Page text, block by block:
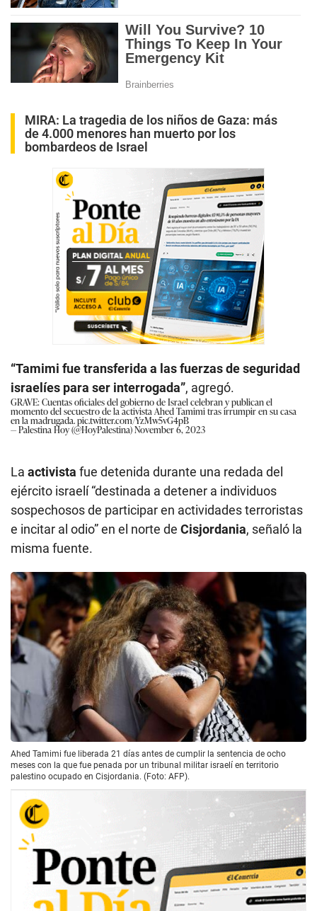
MIRA: La tragedia de los niños de Gaza: más
de 4.000 menores han muerto por los
bombardeos de Israel
“Tamimi fue transferida a las fuerzas de seguridad
israelíes para ser interrogada”, agregó.
GRAVE: Cuentas oficiales del gobierno de Israel celebran y publican el
momento del secuestro de la activista Ahed Tamimi tras irrumpir en su casa
en la madrugada.pic.twitter.com/YzMw5vG4pB
— Palestina Hoy (@HoyPalestina)November 6, 2023
La activista fue detenida durante una redada del
ejército israelí “destinada a detener a individuos
sospechosos de participar en actividades terroristas
e incitar al odio” en el norte de Cisjordania, señaló la
misma fuente.
Ahed Tamimi fue liberada 21 días antes de cumplir la sentencia de ocho
meses con la que fue penada por un tribunal militar israelí en territorio
palestino ocupado en Cisjordania. (Foto: AFP).